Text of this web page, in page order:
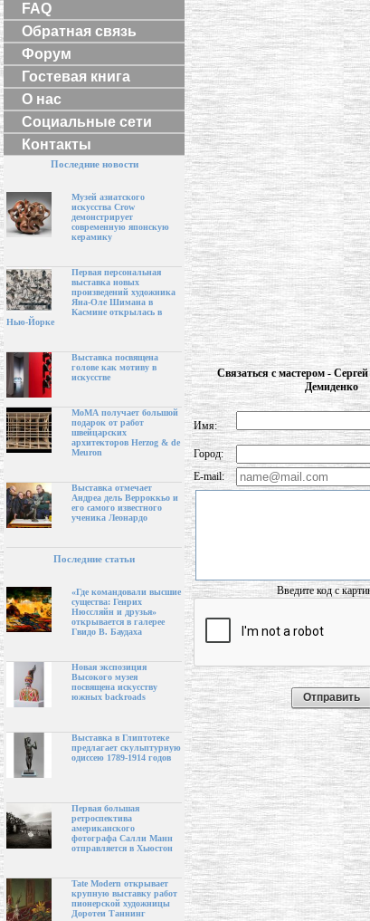
FAQ
Обратная связь
Форум
Гостевая книга
О нас
Социальные сети
Контакты
Последние новости
Музей азиатского
искусства Crow
демонстрирует
современную японскую
керамику
Первая персональная
выставка новых
произведений художника
Яна-Оле Шимана в
Касмине открылась в
Нью-Йорке
Выставка посвящена
голове как мотиву в
искусстве
МоМА получает большой
подарок от работ
швейцарских
архитекторов Herzog & de
Meuron
Выставка отмечает
Андреа дель Верроккьо и
его самого известного
ученика Леонардо
Последние статьи
«Где командовали высшие
существа: Генрих
Нюссляйн и друзья»
открывается в галерее
Гвидо В. Баудаха
Новая экспозиция
Высокого музея
посвящена искусству
южных backroads
Выставка в Глиптотеке
предлагает скульптурную
одиссею 1789-1914 годов
Первая большая
ретроспектива
американского
фотографа Салли Манн
отправляется в Хьюстон
Tate Modern открывает
крупную выставку работ
пионерской художницы
Доротеи Таннинг
Связаться с мастером -
Демиденко
Имя:
Город:
E-mail:
Введите код с